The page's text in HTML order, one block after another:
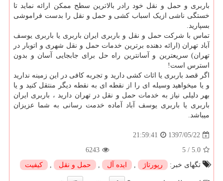
باربری و حمل و نقل خود رادر بالاترین سطح ممکن ارائه نماید تا
خستگی ناشی ازیک اسباب کشی و حمل و نقل را بدست فراموشی
بسپارید.
تماس با شرکت حمل و نقل و باربری ایران باربری یا باربری یوسف
آباد تهران (ارائه دهنده برترین خدمات حمل و نقل شهری و اتوبار در
تهران) سریعترین و آسانترین راه حل برای جابجایی آسان و بدون
استرس است !
اگر قصد باربری یا اثاث کشی دارید و تجربه کافی در این زمینه ندارید
و یا میخواهید وسیله ای را از نقطه ای به نقطه دیگر منتقل کنید و یا
بهر دلیلی نیاز به خدمات حمل و نقل در تهران دارید ، باربری ایران
باربری یا باربری یوسف آباد آماده خدمت رسانی به شما عزیزان
میباشد.
1397/05/22
21:59:41
5.0
/
5
6243
تگهای خبر:
رپورتاژ , ایده آل , حمل و نقل , كیفیت